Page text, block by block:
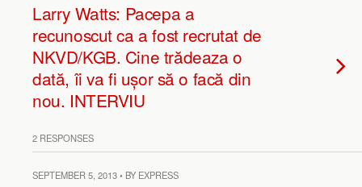
Larry Watts: Pacepa a
recunoscut ca a fost recrutat de
NKVD/KGB. Cine trădeaza o
dată, îi va fi ușor să o facă din
nou. INTERVIU
2 RESPONSES
SEPTEMBER 5, 2013 • BY EXPRESS